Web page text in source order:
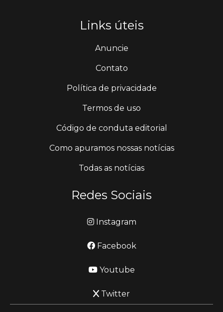
Links úteis
Anuncie
Contato
Política de privacidade
Termos de uso
Código de conduta editorial
Como apuramos nossas notícias
Todas as notícias
Redes Sociais
Instagram
Facebook
Youtube
Twitter